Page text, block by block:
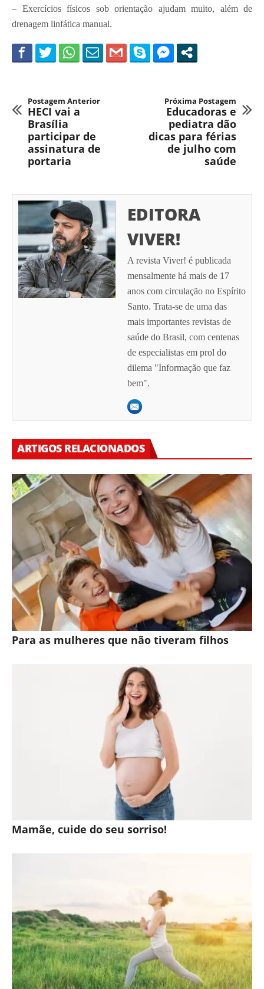
– Exercícios físicos sob orientação ajudam muito, além de
drenagem linfática manual.
Postagem Anterior
HECI vai a
Brasília
participar de
assinatura de
portaria
Próxima Postagem
Educadoras e
pediatra dão
dicas para férias
de julho com
saúde
EDITORA
VIVER!
A revista Viver! é publicada
mensalmente há mais de 17
anos com circulação no Espírito
Santo. Trata-se de uma das
mais importantes revistas de
saúde do Brasil, com centenas
de especialistas em prol do
dilema "Informação que faz
bem".
ARTIGOS RELACIONADOS
Para as mulheres que não tiveram filhos
Mamãe, cuide do seu sorriso!